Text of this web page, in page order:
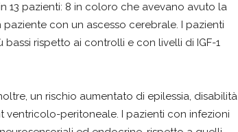
13 pazienti: 8 in coloro che avevano avuto la
paziente con un ascesso cerebrale. I pazienti
rispetto ai controlli e con livelli di IGF-1
un rischio aumentato di epilessia, disabilità
ventricolo-peritoneale. I pazienti con infezioni